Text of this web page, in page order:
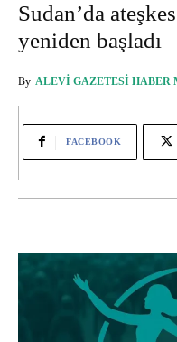
Sudan’da
yeniden başladı
By ALEVI GAZETESI HABER
FACEBOOK